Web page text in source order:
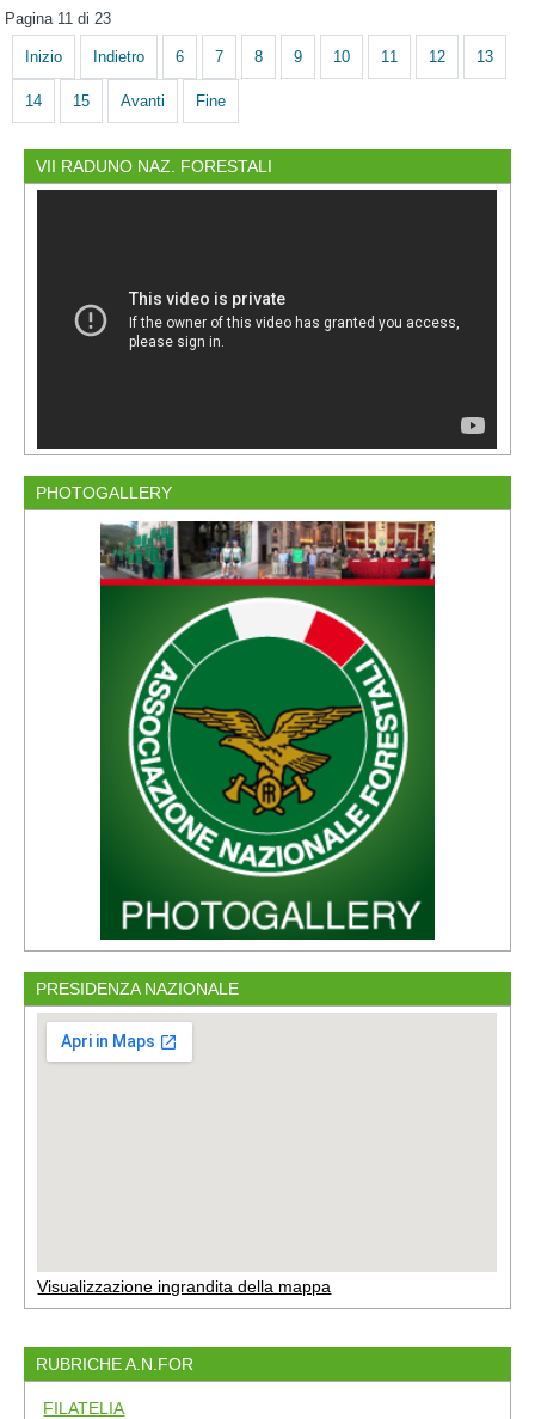
Pagina 11 di 23
Inizio Indietro 6 7 8 9 10 11 12 13
14 15 Avanti Fine
VII RADUNO NAZ. FORESTALI
PHOTOGALLERY
PRESIDENZA NAZIONALE
Visualizzazione ingrandita della mappa
RUBRICHE A.N.FOR
FILATELIA